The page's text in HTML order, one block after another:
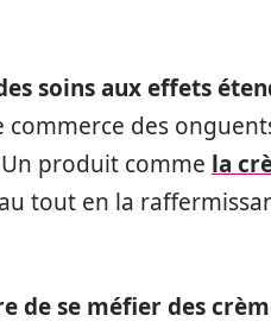
soins aux effets
des
produit comme la
tout en la
de se méfier des